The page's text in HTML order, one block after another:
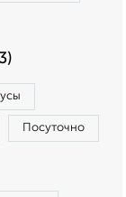
Посуточно